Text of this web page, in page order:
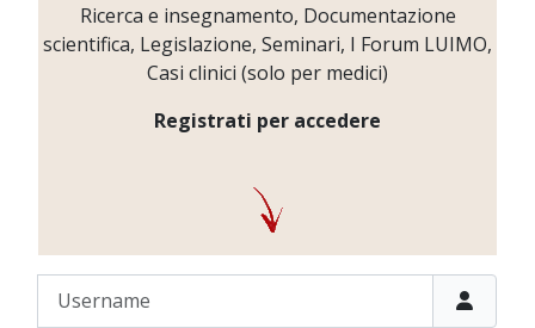
Ricerca e insegnamento, Documentazione
scientifica, Legislazione, Seminari, I Forum LUIMO,
Casi clinici (solo per medici)
Registrati per accedere
Username